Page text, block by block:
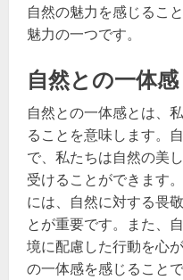
自然の魅力を感じるこ
魅力の一つです。
自然との一体感
自然との一体感とは、
ることを意味します。
で、私たちは自然の美
受けることができます
には、自然に対する畏
とが重要です。また、
境に配慮した行動を心
の一体感を感じること